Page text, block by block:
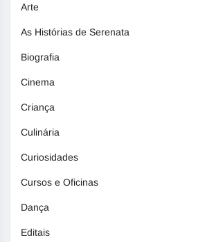
Arte
As Histórias de Serenata
Biografia
Cinema
Criança
Culinária
Curiosidades
Cursos e Oficinas
Dança
Editais